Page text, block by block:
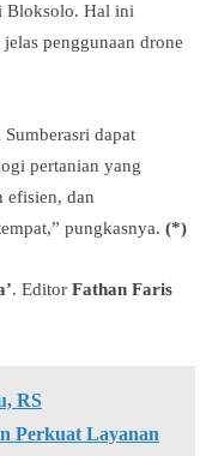
Bloksolo. Hal ini
penggunaan drone
dapat
pertanian yang
efisien, dan
pungkasnya. (*)
. Editor Fathan Faris
RS
Perkuat Layanan